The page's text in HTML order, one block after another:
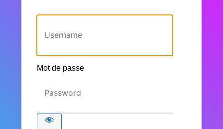
Mot de passe